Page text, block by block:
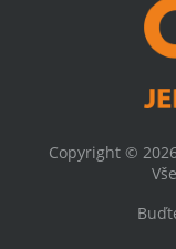
Copyright ©